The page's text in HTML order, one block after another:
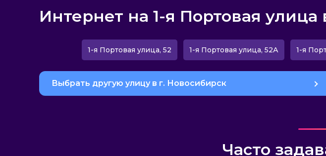
Интернет на 1-я Портовая улица
1-я Портовая улица, 52 1-я Портовая улица, 52А 1-я
Выбрать другую улицу в г. Новосибирск
Часто